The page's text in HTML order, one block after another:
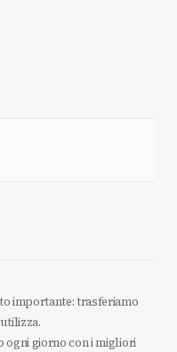
importante: trasferiamo
ogni giorno con i migliori